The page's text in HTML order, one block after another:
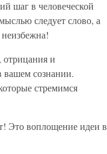
шаг в человеческой
следует слово, а
неизбежна!
и
вашем сознании.
стремимся
Это воплощение идеи в